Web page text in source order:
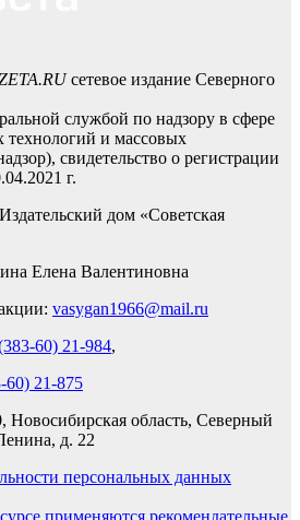
сетевое издание Северного
службой по надзору в сфере
и массовых
свидетельство о регистрации
г.
дом «Советская
Елена Валентиновна
vasygan1966@mail.ru
60) 21-984,
60) 21-875
Новосибирская область, Северный
д. 22
персональных данных